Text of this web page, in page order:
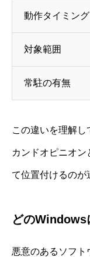
動作タイミング
対象範囲
常駐の有無
この違いを理解
カンドオピニオ
て位置付けるのが
どのWindows
悪意のあるソフ